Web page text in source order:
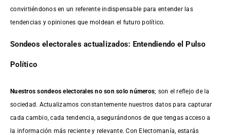
convirtiéndonos en un referente indispensable para entender las
tendencias y opiniones que moldean el futuro político.
Sondeos electorales actualizados: Entendiendo el Pulso
Político
Nuestros sondeos electorales no son solo números; son el reflejo de la
sociedad. Actualizamos constantemente nuestros datos para capturar
cada cambio, cada tendencia, asegurándonos de que tengas acceso a
la información más reciente y relevante. Con Electomanía, estarás